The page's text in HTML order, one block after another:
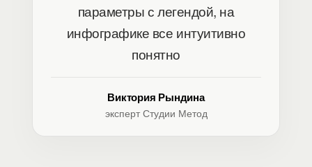
параметры с легендой, на
инфографике все интуитивно
понятно
Виктория Рындина
эксперт Студии Метод